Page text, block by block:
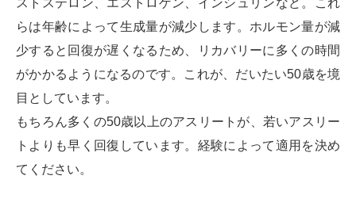
らは年齢によって生成量が減少します。ホルモン量が減
少すると回復が遅くなるため、リカバリーに多くの時間
がかかるようになるのです。これが、だいたい50歳を境
目としています。
もちろん多くの50歳以上のアスリートが、若いアスリー
トよりも早く回復しています。経験によって適用を決め
てください。